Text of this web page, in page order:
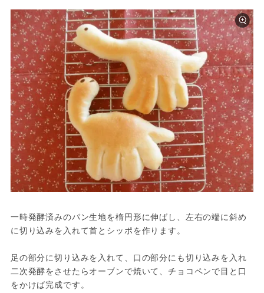
一時発酵済みのパン生地を楕円形に伸ばし、左右の端に斜め
に切り込みを入れて首とシッポを作ります。
足の部分に切り込みを入れて、口の部分にも切り込みを入れ
二次発酵をさせたらオーブンで焼いて、チョコペンで目と口
をかけば完成です。